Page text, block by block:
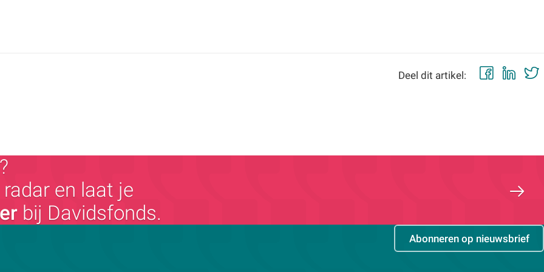
Deel dit artikel:
en laat je
bij Davidsfonds.
Abonneren op nieuwsbrief